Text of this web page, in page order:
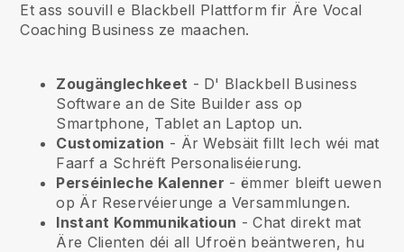
Et ass souvill e Blackbell Plattform fir Äre Vocal
Coaching Business ze maachen.
Zougänglechkeet - D' Blackbell Business
Software an de Site Builder ass op
Smartphone, Tablet an Laptop un.
Customization - Är Websäit fillt Iech wéi mat
Faarf a Schrëft Personaliséierung.
Perséinleche Kalenner - ëmmer bleift uewen
op Är Reservéierunge a Versammlungen.
Instant Kommunikatioun - Chat direkt mat
Äre Clienten déi all Ufroën beäntweren, hu